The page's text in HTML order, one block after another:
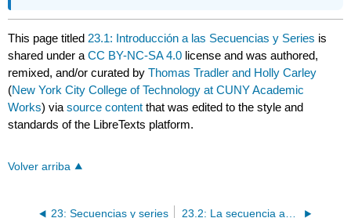
This page titled 23.1: Introducción a las Secuencias y Series is
shared under aCC BY-NC-SA 4.0 license and was authored,
remixed, and/or curated byThomas Tradler and Holly Carley
(New York City College of Technology at CUNY Academic
Works) viasource content that was edited to the style and
standards of the LibreTexts platform.
Volver arriba
23: Secuencias y series 23.2: La secuencia aritmética